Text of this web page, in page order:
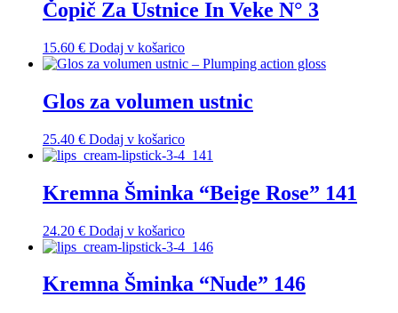
Čopič Za Ustnice In Veke N° 3
15.60 € Dodaj v košarico
Glos za volumen ustnic
25.40 € Dodaj v košarico
Kremna Šminka “Beige Rose” 141
24.20 € Dodaj v košarico
Kremna Šminka “Nude” 146